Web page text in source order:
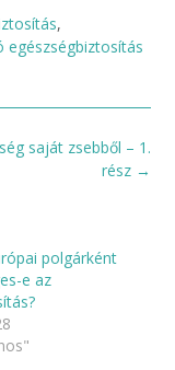
,
egészségbiztosítás
saját zsebből – 1.
rész →
polgárként
e az